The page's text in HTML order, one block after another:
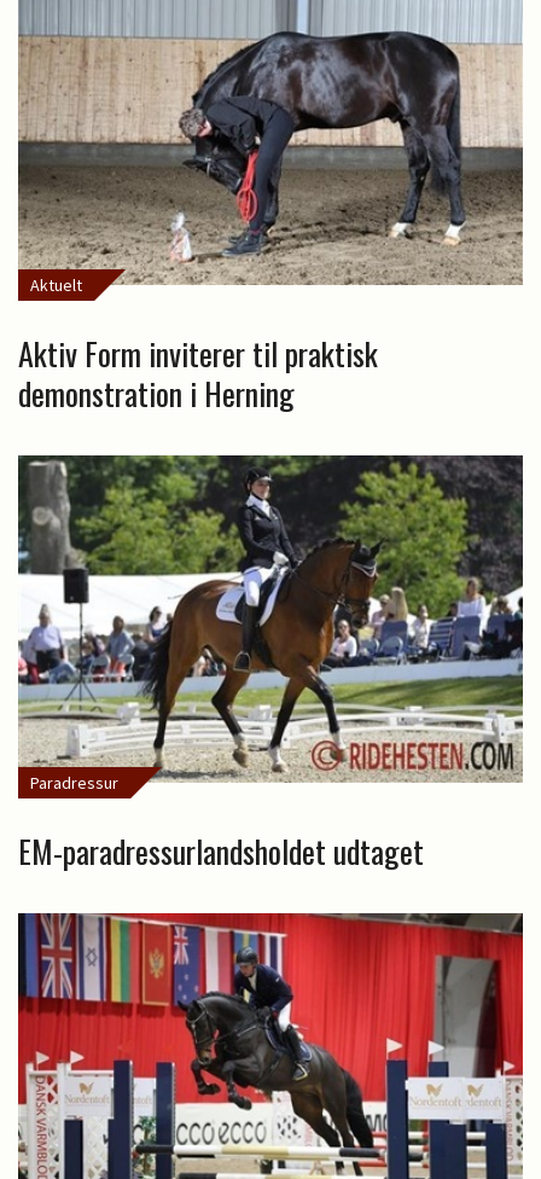
Aktuelt
Aktiv Form inviterer til praktisk
demonstration i Herning
Paradressur
EM-paradressurlandsholdet udtaget